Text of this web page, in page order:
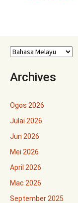
Archives
Ogos 2026
Julai 2026
Jun 2026
Mei 2026
April 2026
Mac 2026
September 2025